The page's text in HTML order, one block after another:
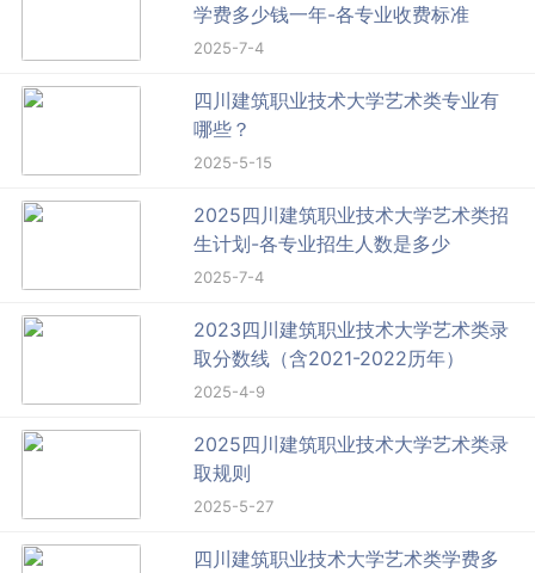
学费多少钱一年-各专业收费标准
2025-7-4
四川建筑职业技术大学艺术类专业有
哪些？
2025-5-15
2025四川建筑职业技术大学艺术类招
生计划-各专业招生人数是多少
2025-7-4
2023四川建筑职业技术大学艺术类录
取分数线（含2021-2022历年）
2025-4-9
2025四川建筑职业技术大学艺术类录
取规则
2025-5-27
四川建筑职业技术大学艺术类学费多